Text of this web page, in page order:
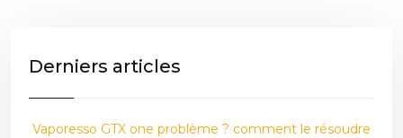
Derniers articles
Vaporesso GTX one problème ? comment le résoudre